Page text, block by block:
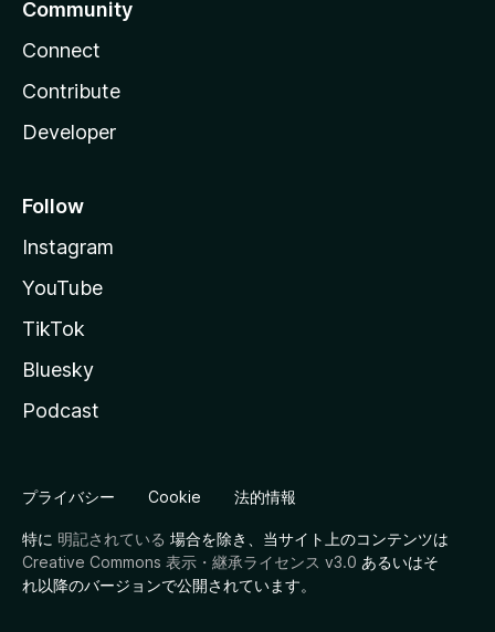
Community
Connect
Contribute
Developer
Follow
Instagram
YouTube
TikTok
Bluesky
Podcast
プライバシー Cookie 法的情報
特に 明記されている 場合を除き、当サイト上のコンテンツは
Creative Commons 表示・継承ライセンス v3.0 あるいはそ
れ以降のバージョンで公開されています。